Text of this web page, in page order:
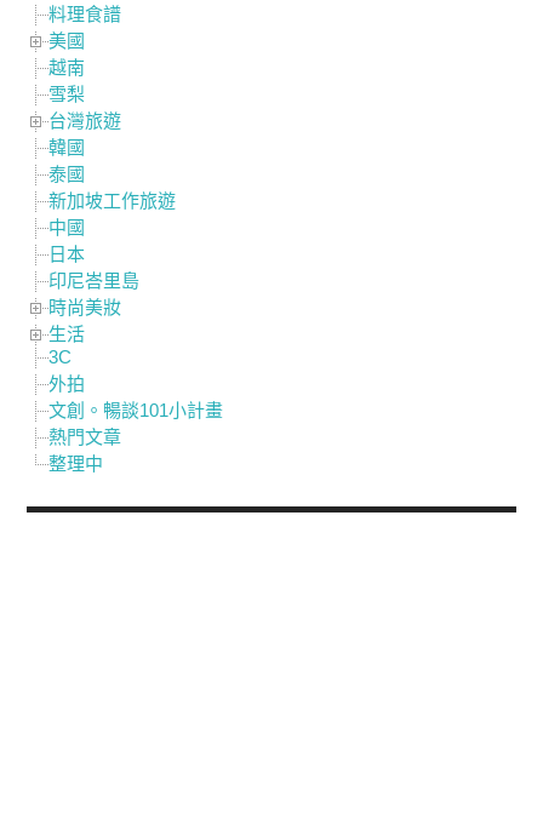
料理食譜
美國
越南
雪梨
台灣旅遊
韓國
泰國
新加坡工作旅遊
中國
日本
印尼峇里島
時尚美妝
生活
3C
外拍
文創。暢談101小計畫
熱門文章
整理中